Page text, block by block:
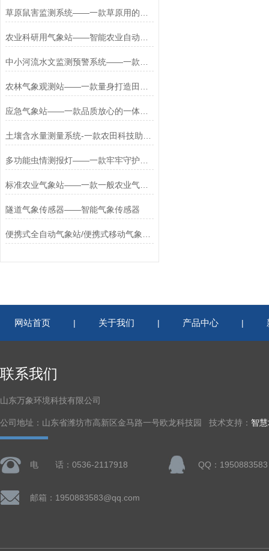
应急气象站——一款品质放心的一体化气象监测设备#2022已更新
标准农业气象站——一款一般农业气象站2025全+境+派+送
隧道气象传感器——智能气象传感器
网站首页 | 关于我们 | 产品中心 |
联系我们
山东万象环境科技有限公司
公司地址：山东省潍坊市高新区金马路一号欧龙科技园 技术支持： 智
电 话：0536-2117918 QQ：1950883583
邮箱：1950883583@qq.com